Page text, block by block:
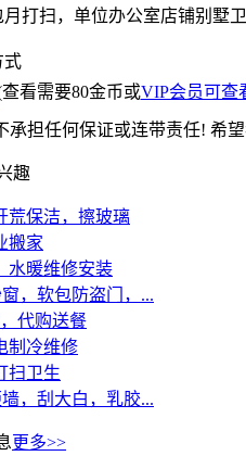
扫，单位办公室店铺别墅
式
看需要80金币或VIP会员可查
担任何保证或连带责任! 希
趣
荒保洁，擦玻璃
搬家
水暖维修安装
，软包防盗门，...
代购送餐
制冷维修
扫卫生
，刮大白，乳胶...
更多>>